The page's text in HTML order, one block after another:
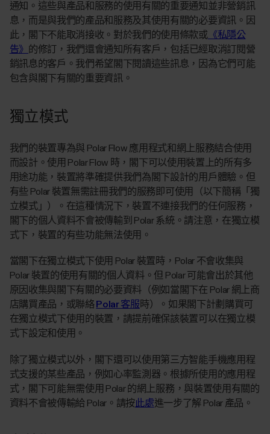
通知。這些與產品和服務的使用有關的重要通知並非營銷訊
息，而是與我們的產品和服務及其使用有關的必要資訊。因
此，閣下不能取消接收。對於我們的使用條款或《私隱公
告》
的修訂，我們還會通知所有客戶，包括已經取消訂閱營
銷訊息的客戶。我們希望閣下閱讀這些訊息，因為它們可能
包含與閣下有關的重要資訊。
獨立模式
我們的裝置專為與 Polar Flow 應用程式和網上服務結合使用
而設計。使用 Polar Flow 時，閣下可以使用裝置上的所有多
用途功能，裝置將準確提供我們為閣下設計的用戶體驗。但
有些 Polar 裝置無需註冊我們的服務即可使用（以下簡稱「獨
立模式」）。在這種情況下，裝置不連接我們的任何服務，
閣下的個人資料不會被傳輸到 Polar 系統。請注意，在獨立模
式下，裝置的有些功能無法使用。
當閣下在獨立模式下使用 Polar 裝置時，Polar 不會收集與
Polar 裝置的使用有關的個人資料。但 Polar 可能會出於其他
原因收集與閣下有關的必要資料（例如當閣下在 Polar 網上商
店購買產品，或聯絡 Polar 客服時）。如果閣下計劃購買可
在獨立模式下使用的裝置，請提前確保該裝置可以在獨立模
式下設定和使用。
除了獨立模式以外，閣下還可以使用第三方智能手機應用程
式支援的某些產品，例如心率監測器。根據所使用的應用程
式，閣下可能無需使用 Polar 的網上服務，與裝置使用有關的
資料不會被傳輸給 Polar。請按此處進一步了解 Polar 產品。